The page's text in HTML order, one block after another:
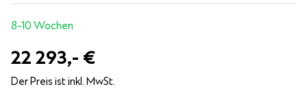
8-10 Wochen
22 293,- €
Der Preis ist inkl. MwSt.